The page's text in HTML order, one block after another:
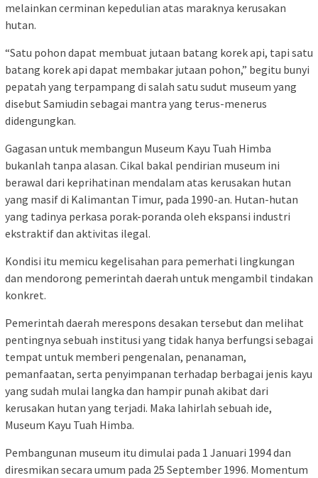
melainkan cerminan kepedulian atas maraknya kerusakan
hutan.
“Satu pohon dapat membuat jutaan batang korek api, tapi satu
batang korek api dapat membakar jutaan pohon,” begitu bunyi
pepatah yang terpampang di salah satu sudut museum yang
disebut Samiudin sebagai mantra yang terus-menerus
didengungkan.
Gagasan untuk membangun Museum Kayu Tuah Himba
bukanlah tanpa alasan. Cikal bakal pendirian museum ini
berawal dari keprihatinan mendalam atas kerusakan hutan
yang masif di Kalimantan Timur, pada 1990-an. Hutan-hutan
yang tadinya perkasa porak-poranda oleh ekspansi industri
ekstraktif dan aktivitas ilegal.
Kondisi itu memicu kegelisahan para pemerhati lingkungan
dan mendorong pemerintah daerah untuk mengambil tindakan
konkret.
Pemerintah daerah merespons desakan tersebut dan melihat
pentingnya sebuah institusi yang tidak hanya berfungsi sebagai
tempat untuk memberi pengenalan, penanaman,
pemanfaatan, serta penyimpanan terhadap berbagai jenis kayu
yang sudah mulai langka dan hampir punah akibat dari
kerusakan hutan yang terjadi. Maka lahirlah sebuah ide,
Museum Kayu Tuah Himba.
Pembangunan museum itu dimulai pada 1 Januari 1994 dan
diresmikan secara umum pada 25 September 1996. Momentum